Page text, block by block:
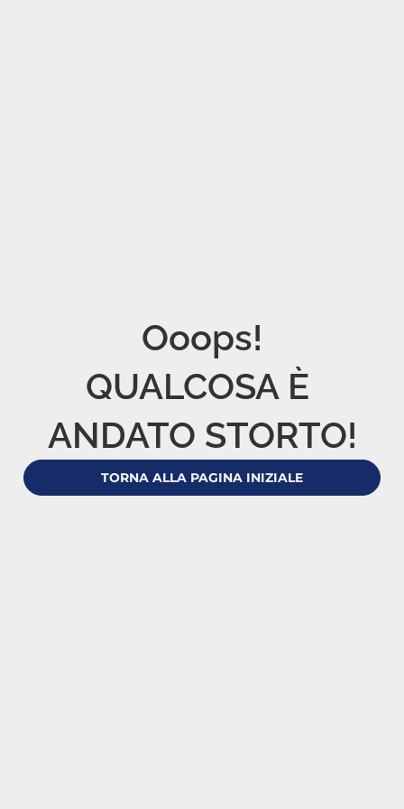
Ooops!
QUALCOSA È
ANDATO STORTO!
TORNA ALLA PAGINA INIZIALE